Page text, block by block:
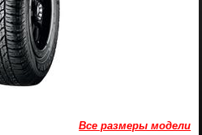
Все размеры модели